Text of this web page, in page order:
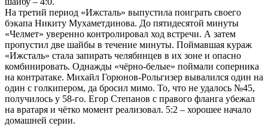
На третий период «Ижсталь» выпустила поиграть своего
бэкапа Никиту Мухаметдинова. До пятидесятой минуты
«Челмет» уверенно контролировал ход встречи. А затем
пропустил две шайбы в течение минуты. Поймавшая кураж
«Ижсталь» стала запирать челябинцев в их зоне и опасно
комбинировать. Однажды «чёрно-белые» поймали соперника
на контратаке. Михайл Горюнов-Рольгизер вывалился один на
один с голкипером, да бросил мимо. То, что не удалось №45,
получилось у 58-го. Егор Степанов с правого фланга убежал
на вратаря и чётко момент реализовал. 5:2 – хорошее начало
домашней серии.